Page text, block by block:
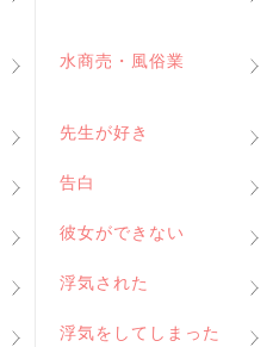
水商売・風俗業
先生が好き
告白
彼女ができない
浮気された
浮気をしてしまった